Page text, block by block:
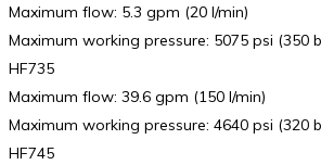
Maximum flow: 5.3 gpm (20 l/min)
Maximum working pressure: 5075 psi (350
HF735
Maximum flow: 39.6 gpm (150 l/min)
Maximum working pressure: 4640 psi (320
HF745